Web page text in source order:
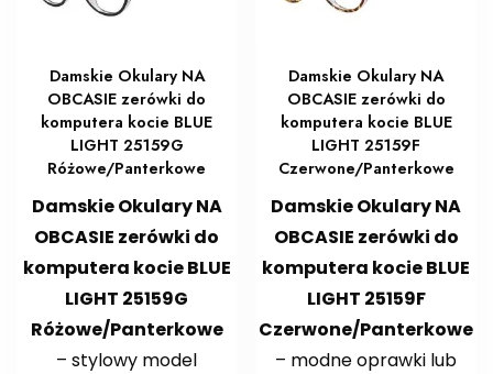
Damskie Okulary NA
OBCASIE zerówki do
komputera kocie BLUE
LIGHT 25159G
Różowe/Panterkowe
Damskie Okulary NA
OBCASIE zerówki do
komputera kocie BLUE
LIGHT 25159G
Różowe/Panterkowe
– stylowy model
Damskie Okulary NA
OBCASIE zerówki do
komputera kocie BLUE
LIGHT 25159F
Czerwone/Panterkowe
Damskie Okulary NA
OBCASIE zerówki do
komputera kocie BLUE
LIGHT 25159F
Czerwone/Panterkowe
– modne oprawki lub